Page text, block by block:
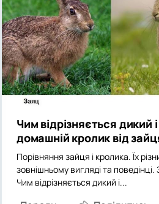
Чим відрізняється дикий і
домашній кролик від
Порівняння зайця і кролика. Їх
зовнішньому вигляді та поведінці.
Чим відрізняється дикий і...